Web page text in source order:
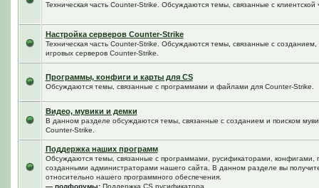
Техническая часть Counter-Strike. Обсуждаются темы, связанные с клиентской
Настройка серверов Counter-Strike
Техническая часть Counter-Strike. Обсуждаются темы, связанные с
игровых серверов Counter-Strike.
Программы, конфиги и карты для CS
Обсуждаются темы, связанные с программами и файлами для Counter-Strike.
Видео, мувики и демки
В данном разделе обсуждаются темы, связанные с созданием и поиском
Counter-Strike.
Поддержка наших программ
Обсуждаются темы, связанные с программами, русификаторами, конфигами,
созданными администраторами нашего сайта. В данном разделе вы
относительно нашего программного обеспечения.
— подфорумы: Поддержка CS русификатора